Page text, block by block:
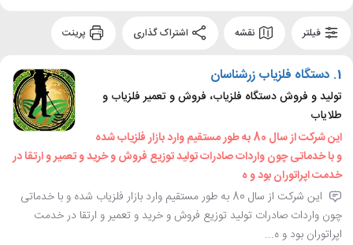
فیلتر نقشه
1. دستگاه فلزیاب زرشناسان
تولید و فروش دستگاه فلزیاب، فروش و تعمیر فلزیاب و
طلایاب
این شرکت از سال 80 به طور مستقیم وارد بازار فلزیاب شده
و با خدماتی چون واردات صادرات تولید توزیع فروش و خرید و تعمیر و ارتقا در
خدمت اپراتوران بود و ه
این شرکت از سال 80 به طور مستقیم وارد بازار فلزیاب شده و با خدماتی
چون واردات صادرات تولید توزیع فروش و خرید و تعمیر و ارتقا در خدمت
اپراتوران بود و ه...